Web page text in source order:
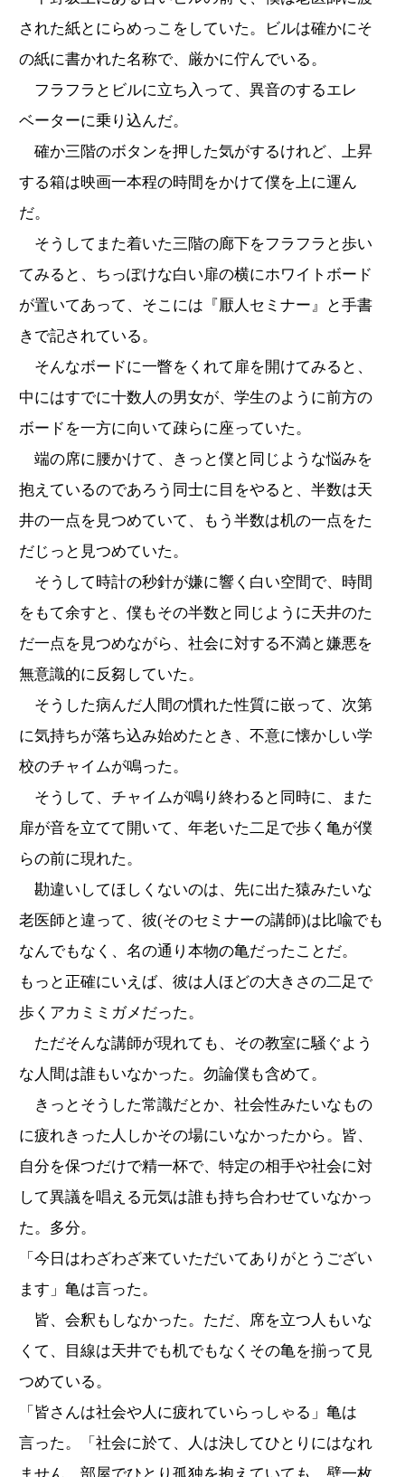
された紙とにらめっこをしていた。ビルは確かにそ
の紙に書かれた名称で、厳かに佇んでいる。
フラフラとビルに立ち入って、異音のするエレ
ベーターに乗り込んだ。
確か三階のボタンを押した気がするけれど、上昇
する箱は映画一本程の時間をかけて僕を上に運ん
だ。
そうしてまた着いた三階の廊下をフラフラと歩い
てみると、ちっぽけな白い扉の横にホワイトボード
が置いてあって、そこには『厭人セミナー』と手書
きで記されている。
そんなボードに一瞥をくれて扉を開けてみると、
中にはすでに十数人の男女が、学生のように前方の
ボードを一方に向いて疎らに座っていた。
端の席に腰かけて、きっと僕と同じような悩みを
抱えているのであろう同士に目をやると、半数は天
井の一点を見つめていて、もう半数は机の一点をた
だじっと見つめていた。
そうして時計の秒針が嫌に響く白い空間で、時間
をもて余すと、僕もその半数と同じように天井のた
だ一点を見つめながら、社会に対する不満と嫌悪を
無意識的に反芻していた。
そうした病んだ人間の慣れた性質に嵌って、次第
に気持ちが落ち込み始めたとき、不意に懐かしい学
校のチャイムが鳴った。
そうして、チャイムが鳴り終わると同時に、また
扉が音を立てて開いて、年老いた二足で歩く亀が僕
らの前に現れた。
勘違いしてほしくないのは、先に出た猿みたいな
老医師と違って、彼(そのセミナーの講師)は比喩でも
なんでもなく、名の通り本物の亀だったことだ。
もっと正確にいえば、彼は人ほどの大きさの二足で
歩くアカミミガメだった。
ただそんな講師が現れても、その教室に騒ぐよう
な人間は誰もいなかった。勿論僕も含めて。
きっとそうした常識だとか、社会性みたいなもの
に疲れきった人しかその場にいなかったから。皆、
自分を保つだけで精一杯で、特定の相手や社会に対
して異議を唱える元気は誰も持ち合わせていなかっ
た。多分。
「今日はわざわざ来ていただいてありがとうござい
ます」亀は言った。
皆、会釈もしなかった。ただ、席を立つ人もいな
くて、目線は天井でも机でもなくその亀を揃って見
つめている。
「皆さんは社会や人に疲れていらっしゃる」亀は
言った。「社会に於て、人は決してひとりにはなれ